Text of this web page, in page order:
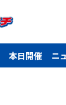
本日開催 ニ